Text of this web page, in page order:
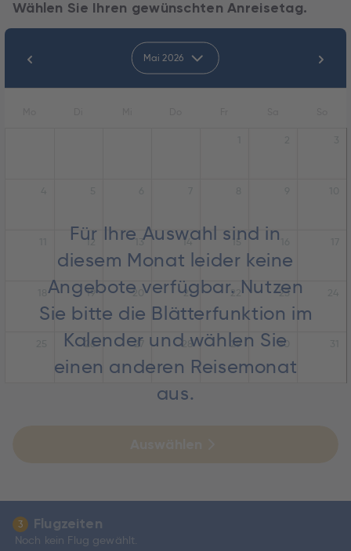
Wählen Sie Ihren gewünschten Anreisetag.
Mai 2026
Für Ihre Auswahl sind in
diesem Monat leider keine
Angebote verfügbar. Nutzen
Sie bitte die Blätterfunktion im
Kalender und wählen Sie
einen anderen Reisemonat
aus.
12 13 14 15
19 20 21 22 23
26 27 28 29 30
3 Flugzeiten
Noch kein Flug gewählt.